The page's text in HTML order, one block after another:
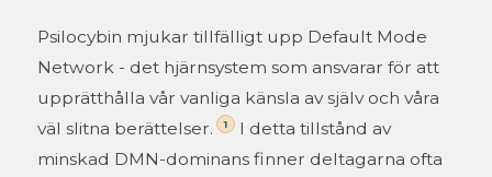
Psilocybin mjukar tillfälligt upp Default Mode
Network - det hjärnsystem som ansvarar för att
upprätthålla vår vanliga känsla av själv och våra
väl slitna berättelser.
1
I detta tillstånd av
minskad DMN-dominans finner deltagarna ofta